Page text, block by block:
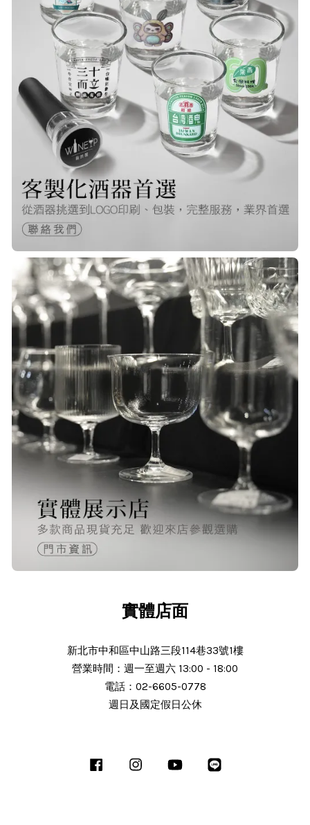
問必答，包裝完整，商品也非常的
棒！
Q***
22/Nov/2025 12:40 pm
很快就收到商品了，出貨速度非常的
快，非常棒的賣家 質感又耐看,細膩
包裝得很小心 CP值很高！！推薦購入
23/Nov/2025 08:00 am
品質非常好！手摸的觸感就很明顯感
覺質感
O***
24/Nov/2025 02:15 pm
說商品 細心解說 商品完整 使用中 後
實體店面
新北市中和區中山路三段114巷33號1樓
營業時間：週一至週六 13:00 - 18:00
電話：02-6605-0778
週日及國定假日公休
Facebook InstagramYouTube